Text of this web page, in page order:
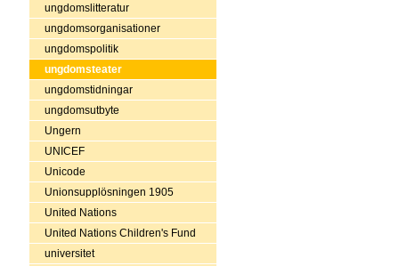
ungdomslitteratur
ungdomsorganisationer
ungdomspolitik
ungdomsteater
ungdomstidningar
ungdomsutbyte
Ungern
UNICEF
Unicode
Unionsupplösningen 1905
United Nations
United Nations Children's Fund
universitet